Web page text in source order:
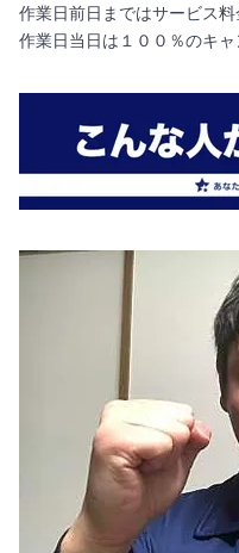
作業日前日まではサービス
作業日当日は１００％のキャ